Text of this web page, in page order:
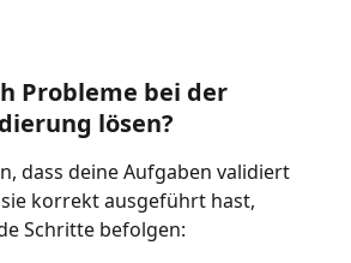
Probleme bei der
lösen?
dass deine Aufgaben validiert
korrekt ausgeführt hast,
Schritte befolgen: